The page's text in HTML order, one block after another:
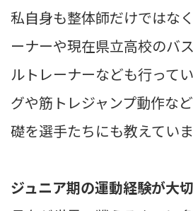
私自身も整体師だけではな
ーナーや現在県立高校のバ
ルトレーナーなども行って
グや筋トレジャンプ動作な
礎を選手たちにも教えていま
ジュニア期の運動経験が大切